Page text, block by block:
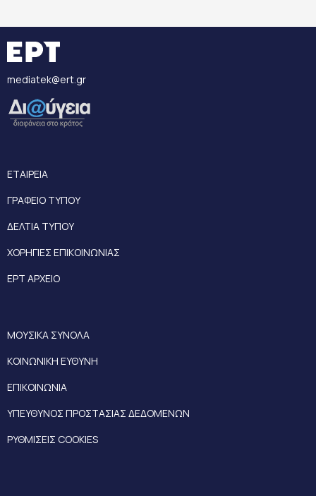
mediatek@ert.gr
ΕΤΑΙΡΕΙΑ
ΓΡΑΦΕΙΟ ΤΥΠΟΥ
ΔΕΛΤΙΑ ΤΥΠΟΥ
ΧΟΡΗΓΙΕΣ ΕΠΙΚΟΙΝΩΝΙΑΣ
ΕΡΤ ΑΡΧΕΙΟ
ΜΟΥΣΙΚΑ ΣΥΝΟΛΑ
ΚΟΙΝΩΝΙΚΗ ΕΥΘΥΝΗ
ΕΠΙΚΟΙΝΩΝΙΑ
ΥΠΕΥΘΥΝΟΣ ΠΡΟΣΤΑΣΙΑΣ ΔΕΔΟΜΕΝΩΝ
ΡΥΘΜΙΣΕΙΣ COOKIES